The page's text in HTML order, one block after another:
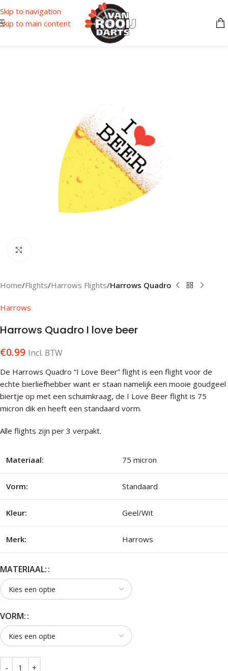
Skip to navigation
Skip to main content
Home Flights Harrows Flights Harrows Quadro
Harrows
Harrows Quadro I love beer
€0.99 Incl. BTW
De Harrows Quadro “I Love Beer” flight is een flight voor de
echte bierliefhebber want er staan namelijk een mooie goudgeel
biertje op met een schuimkraag, de I Love Beer flight is 75
micron dik en heeft een standaard vorm.
Alle flights zijn per 3 verpakt.
Materiaal: 75 micron
Vorm: Standaard
Kleur: Geel/Wit
Merk: Harrows
MATERIAAL:
VORM: